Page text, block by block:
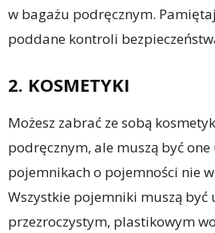
w bagażu podręcznym.
poddane kontroli
2. KOSMETYKI
Możesz zabrać ze sobą
podręcznym, ale muszą być one
pojemnikach o pojemności nie
Wszystkie pojemniki muszą być
przezroczystym, plastikowym